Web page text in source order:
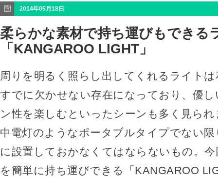
2014年05月18日
柔らかな素材で持ち運びもできる
「KANGAROO LIGHT」
周りを明るく照らし出してくれるライト
すでに欠かせない存在になっており、優
ン性を楽しむといったシーンも多く見ら
中電灯のようなポータブルタイプでない
に設置しておかなくてはならないもの。
を簡単に持ち運びできる「KANGAROO